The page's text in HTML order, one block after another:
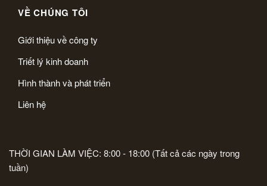
VỀ CHÚNG TÔI
Giới thiệu về công ty
Triết lý kinh doanh
Hình thành và phát triển
Liên hệ
THỜI GIAN LÀM VIỆC: 8:00 - 18:00 (Tất cả các ngày trong
tuần)